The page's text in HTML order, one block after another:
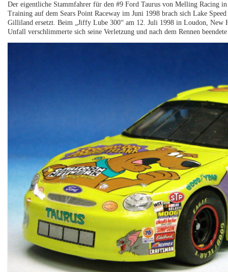
Der eigentliche Stammfahrer für den #9 Ford Taurus von Melling Racing
Training auf dem Sears Point Raceway im Juni 1998 brach sich Lake
Gilliland ersetzt. Beim „Jiffy Lube 300“ am 12. Juli 1998 in Loudon, New
Unfall verschlimmerte sich seine Verletzung und nach dem Rennen